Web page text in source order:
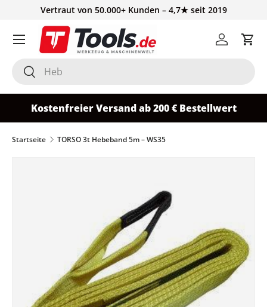
Vertraut von 50.000+ Kunden – 4,7★ seit 2019
Suchen
Suchen
Einloggen
Kostenfreier Versand ab 200 € Bestellwert
Startseite TORSO 3t Hebeband 5m – WS35